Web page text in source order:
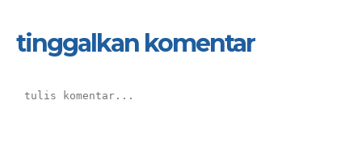
tinggalkan komentar